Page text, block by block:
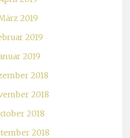
2019
2019
2019
2018
2018
2018
2018